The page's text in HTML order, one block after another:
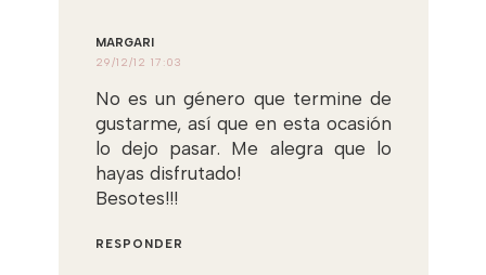
MARGARI
29/12/12 17:03
No es un género que termine de
gustarme, así que en esta ocasión
lo dejo pasar. Me alegra que lo
hayas disfrutado!
Besotes!!!
RESPONDER